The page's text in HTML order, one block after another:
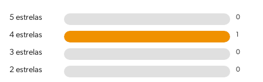
5 estrelas 0
4 estrelas 1
3 estrelas 0
2 estrelas 0